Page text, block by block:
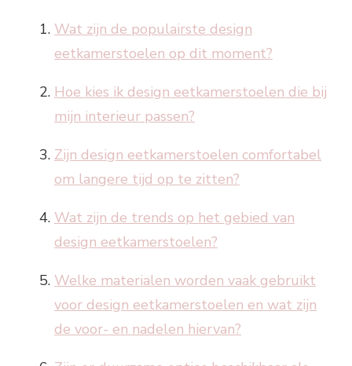
Wat zijn de populairste design
eetkamerstoelen op dit moment?
Hoe kies ik design eetkamerstoelen die bij
mijn interieur passen?
Zijn design eetkamerstoelen comfortabel
om langere tijd op te zitten?
Wat zijn de trends op het gebied van
design eetkamerstoelen?
Welke materialen worden vaak gebruikt
voor design eetkamerstoelen en wat zijn
de voor- en nadelen hiervan?